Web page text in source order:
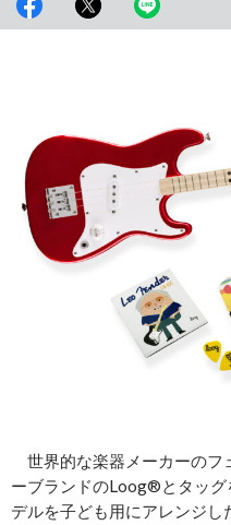
世界的な楽器メーカーのフ
ーブランドのLoog®とタッ
デルを子ども用にアレンジし